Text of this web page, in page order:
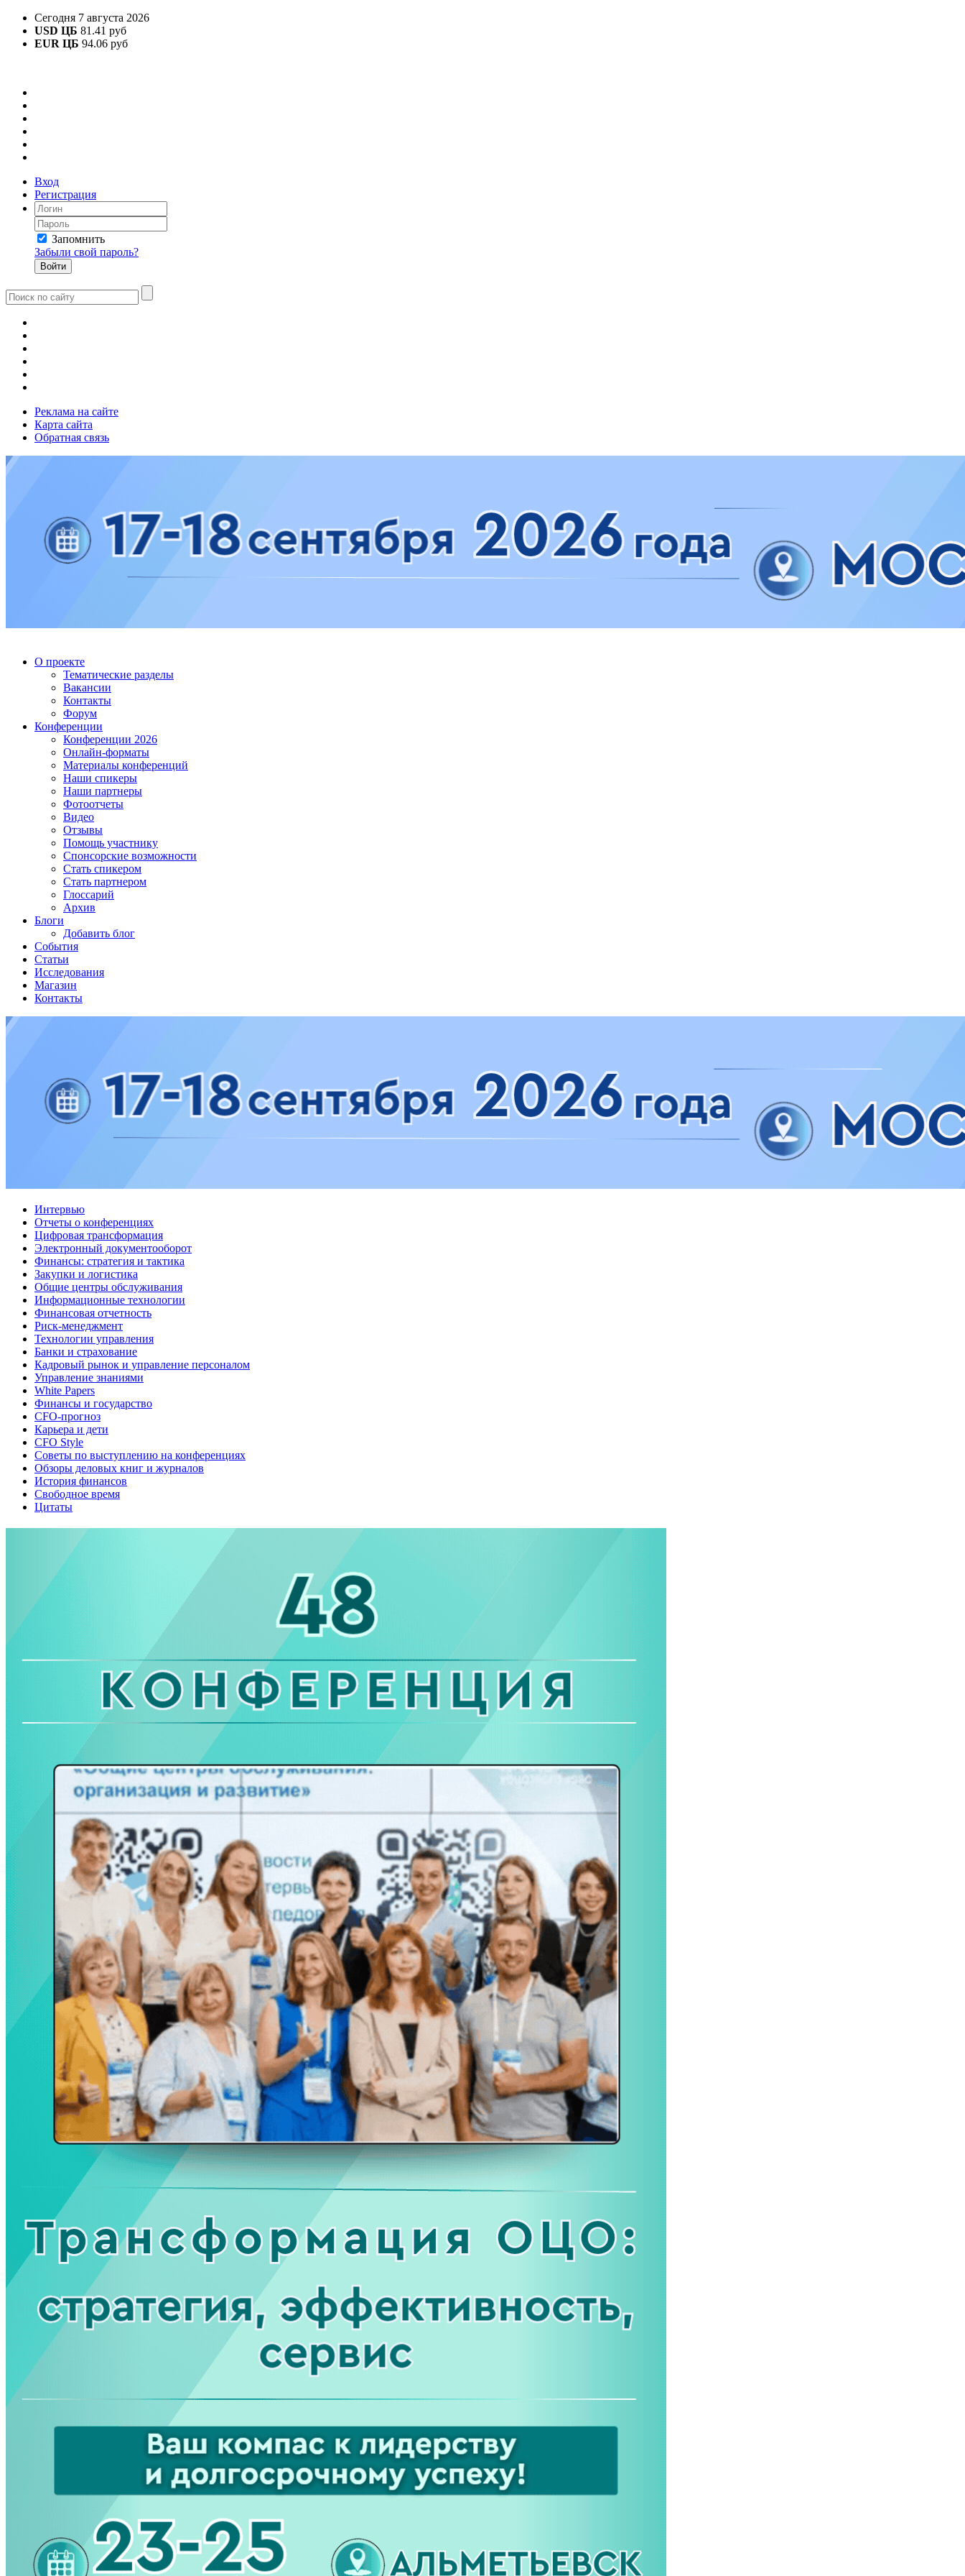
Сегодня 7 августа 2026
USD ЦБ 81.41 руб
EUR ЦБ 94.06 руб
Вход
Регистрация
Запомнить
Забыли свой пароль?
Реклама на сайте
Карта сайта
Обратная связь
О проекте
Тематические разделы
Вакансии
Контакты
Форум
Конференции
Конференции 2026
Онлайн-форматы
Материалы конференций
Наши спикеры
Наши партнеры
Фотоотчеты
Видео
Отзывы
Помощь участнику
Спонсорские возможности
Стать спикером
Стать партнером
Глоссарий
Архив
Блоги
Добавить блог
События
Статьи
Исследования
Магазин
Контакты
Интервью
Отчеты о конференциях
Цифровая трансформация
Электронный документооборот
Финансы: стратегия и тактика
Закупки и логистика
Общие центры обслуживания
Информационные технологии
Финансовая отчетность
Риск-менеджмент
Технологии управления
Банки и страхование
Кадровый рынок и управление персоналом
Управление знаниями
White Papers
Финансы и государство
CFO-прогноз
Карьера и дети
CFO Style
Советы по выступлению на конференциях
Обзоры деловых книг и журналов
История финансов
Свободное время
Цитаты